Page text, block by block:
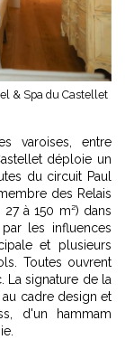
& Spa du Castellet
varoises, entre
déploie un
du circuit Paul
des Relais
à 150 m²) dans
les influences
et plusieurs
Toutes ouvrent
La signature de la
au cadre design et
d'un hammam